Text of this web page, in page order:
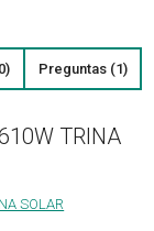
Preguntas (1)
TRINA
SOLAR